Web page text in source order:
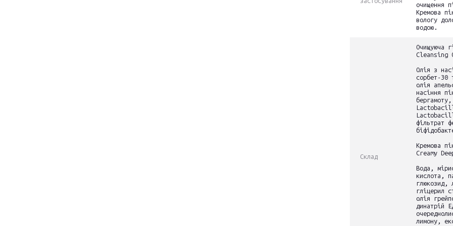
очищення
Кремова
вологу
водою.
Склад
Очищуюча
Cleansing
Олія з
сорбет-30
олія
насіння
фільтрат
Кремова
Creamy
Вода,
кислота,
глюкозид,
гліцерил
олія
динатрій
лимону,